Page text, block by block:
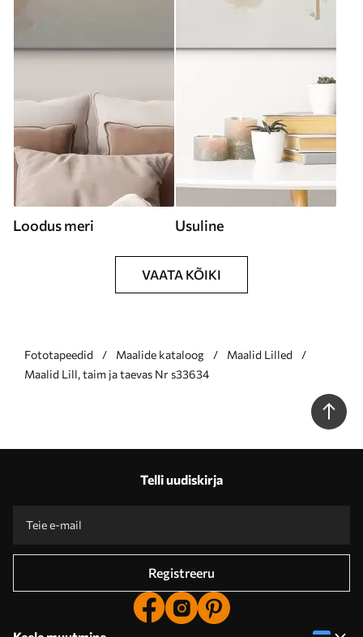
Loodus meri Usuline
VAATA KÕIKI
Fototapeedid Maalide kataloog
Maalid Lilled
Maalid Lill, taim ja taevas Nr s33634
Telli uudiskirja
Registreeru